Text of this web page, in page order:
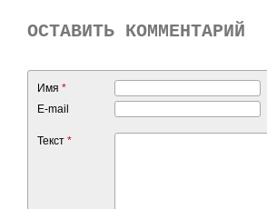
ОСТАВИТЬ КОММЕНТАРИЙ
Имя *
E-mail
Текст *